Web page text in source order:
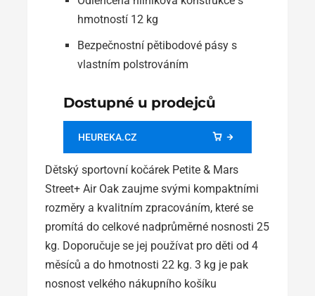
hmotností 12 kg
Bezpečnostní pětibodové pásy s
vlastním polstrováním
Dostupné u prodejců
HEUREKA.CZ
Dětský sportovní kočárek Petite & Mars
Street+ Air Oak zaujme svými kompaktními
rozměry a kvalitním zpracováním, které se
promítá do celkové nadprůměrné nosnosti 25
kg. Doporučuje se jej používat pro děti od 4
měsíců a do hmotnosti 22 kg. 3 kg je pak
nosnost velkého nákupního košíku